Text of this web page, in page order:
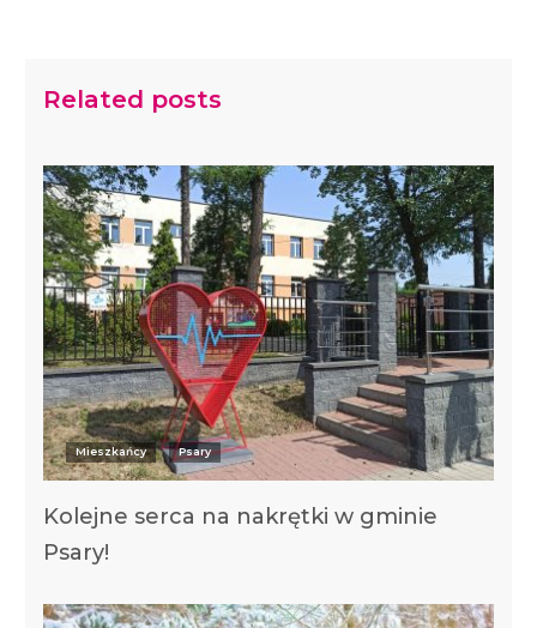
Related posts
Mieszkańcy Psary
Kolejne serca na nakrętki w gminie
Psary!